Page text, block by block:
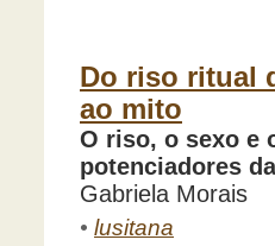
Do riso ritual
ao mito
O riso, o sexo e
potenciadores
Gabriela Morais
• lusitana